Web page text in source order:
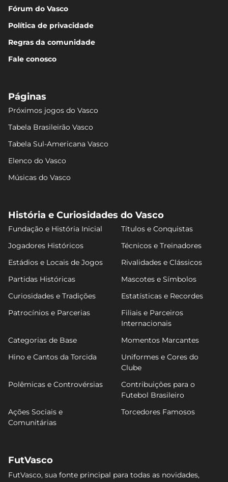
Fórum do Vasco
Política de privacidade
Regras da comunidade
Fale conosco
Páginas
Próximos jogos do Vasco
Tabela Brasileirão Vasco
Tabela Sul-Americana Vasco
Elenco do Vasco
Músicas do Vasco
História e Curiosidades do Vasco
Fundação e História Inicial
Títulos e Conquistas
Jogadores Históricos
Técnicos e Treinadores
Estádios e Locais de Jogos
Rivalidades e Clássicos
Partidas Históricas
Mascotes e Símbolos
Curiosidades e Tradições
Estatísticas e Recordes
Patrocínios e Parcerias
Filiais e Parceiros
Internacionais
Categorias de Base
Momentos Marcantes
Hino e Cantos da Torcida
Uniformes e Cores do
Clube
Polêmicas e Controvérsias
Contribuições para o
Futebol Brasileiro
Ações Sociais e
Comunitárias
Torcedores Famosos
FutVasco
FutVasco, sua fonte principal para todas as novidades,